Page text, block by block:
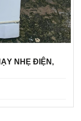
NHẸ ĐIỆN,